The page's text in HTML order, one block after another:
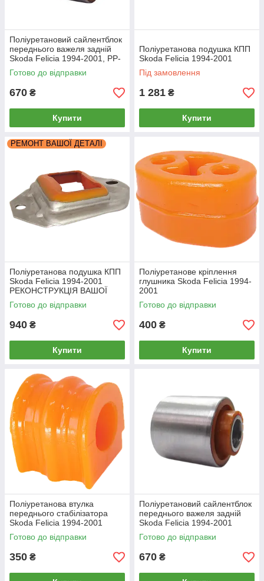
Поліуретановий сайлентблок
переднього важеля задній
Skoda Felicia 1994-2001, PP-
0893
Готово до відправки
670 ₴
Купити
Поліуретанова подушка КПП
Skoda Felicia 1994-2001
Під замовлення
1 281 ₴
Купити
РЕМОНТ ВАШОЇ ДЕТАЛІ
Поліуретанова подушка КПП
Skoda Felicia 1994-2001
РЕКОНСТРУКЦІЯ ВАШОЇ
Готово до відправки
940 ₴
Купити
Поліуретанове кріплення
глушника Skoda Felicia 1994-
2001
Готово до відправки
400 ₴
Купити
Поліуретанова втулка
переднього стабілізатора
Skoda Felicia 1994-2001
Готово до відправки
350 ₴
Поліуретановий сайлентблок
переднього важеля задній
Skoda Felicia 1994-2001
Готово до відправки
670 ₴